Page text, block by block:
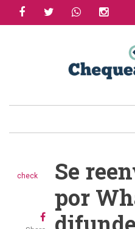
facebooktwitter whatsapp
check
Se
por